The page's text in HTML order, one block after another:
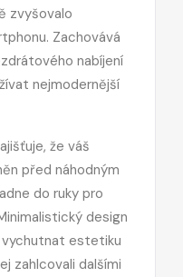
zvyšovalo
Zachovává
nabíjení
nejmodernější
že váš
před náhodným
do ruky pro
design
vychutnat estetiku
zahlcovali dalšími